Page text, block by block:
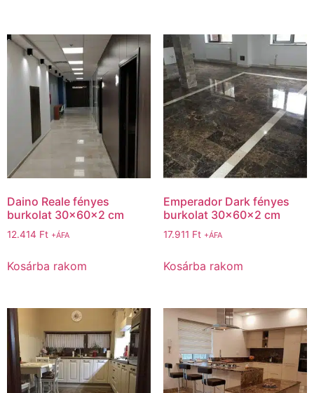
Daino Reale fényes
burkolat 30x60x2 cm
12.414 Ft +ÁFA
Kosárba rakom
Emperador Dark fényes
burkolat 30x60x2 cm
17.911 Ft +ÁFA
Kosárba rakom